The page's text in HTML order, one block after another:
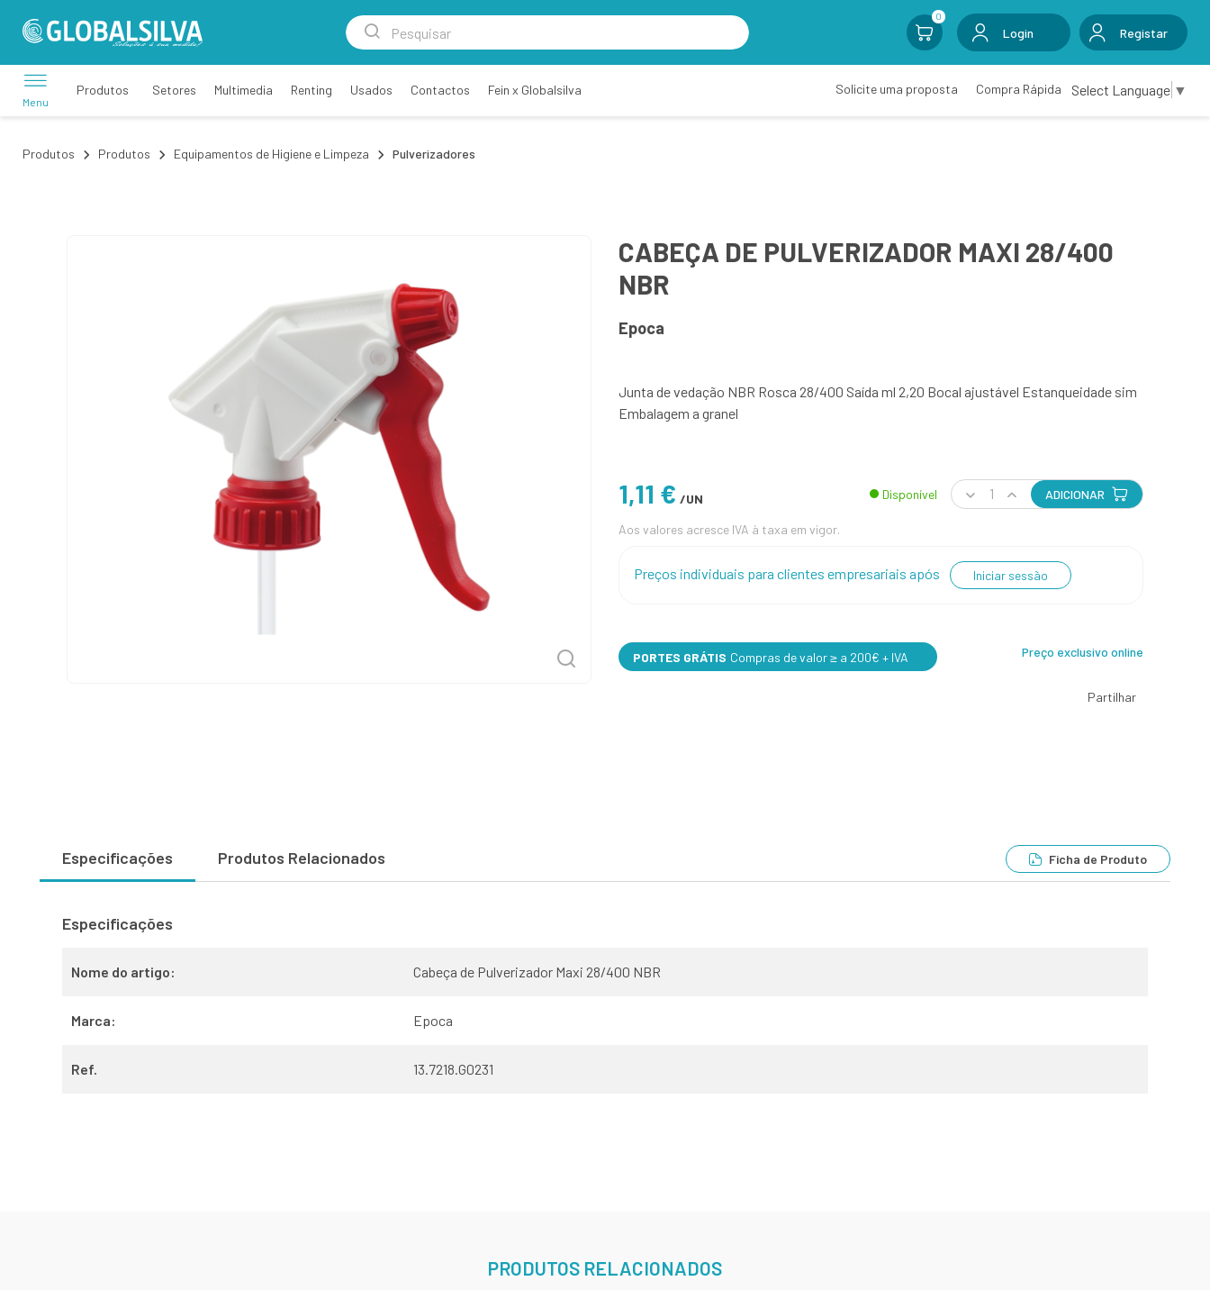
0
Login Registar
Menu
Produtos Setores Multimedia Renting Usados Contactos Fein x Globalsilva Solicite uma proposta Compra Rápida Select Language ▼
Produtos Produtos Equipamentos de Higiene e Limpeza Pulverizadores
CABEÇA DE PULVERIZADOR MAXI 28/400
NBR
Epoca
Junta de vedação NBR Rosca 28/400 Saída ml 2,20 Bocal ajustável Estanqueidade sim
Embalagem a granel
1,11 € /UN Disponível ADICIONAR
Aos valores acresce IVA à taxa em vigor.
Preços individuais para clientes empresariais após Iniciar sessão
PORTES GRÁTIS Compras de valor ≥ a 200€ + IVA Preço exclusivo online
Partilhar
Especificações Produtos Relacionados Ficha de Produto
Especificações
Nome do artigo: Cabeça de Pulverizador Maxi 28/400 NBR
Marca: Epoca
Ref. 13.7218.G0231
PRODUTOS RELACIONADOS